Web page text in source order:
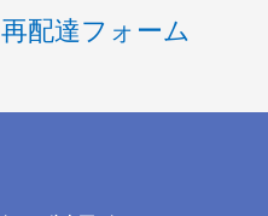
再配達フォーム